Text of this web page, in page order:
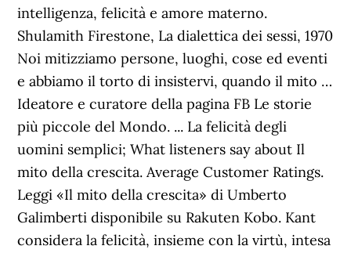
intelligenza, felicità e amore materno.
Shulamith Firestone, La dialettica dei sessi, 1970
Noi mitizziamo persone, luoghi, cose ed eventi
e abbiamo il torto di insistervi, quando il mito …
Ideatore e curatore della pagina FB Le storie
più piccole del Mondo. ... La felicità degli
uomini semplici; What listeners say about Il
mito della crescita. Average Customer Ratings.
Leggi «Il mito della crescita» di Umberto
Galimberti disponibile su Rakuten Kobo. Kant
considera la felicità, insieme con la virtù, intesa